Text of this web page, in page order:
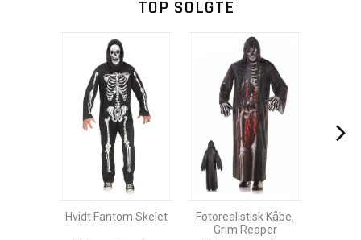
TOP SOLGTE
Hvidt Fantom Skelet
Fotorealistisk Kåbe,
Grim Reaper